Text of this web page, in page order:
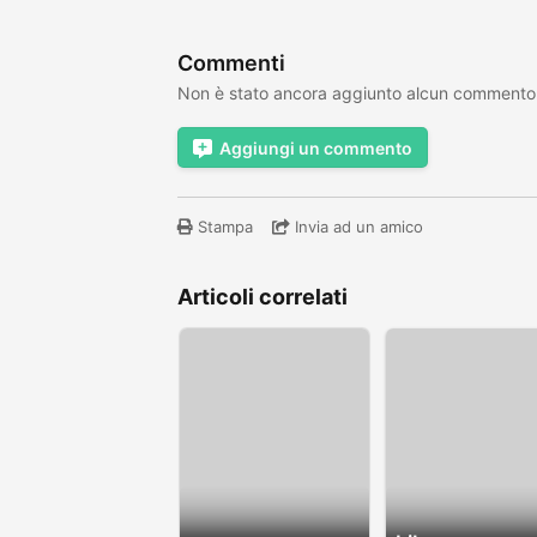
Commenti
Non è stato ancora aggiunto alcun commento
Aggiungi un commento
Stampa Invia ad un amico
Articoli correlati